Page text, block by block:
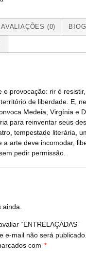
AVALIAÇÕES (0)
e provocação: rir é
de liberdade. E,
Medeia, Virgínia e
para reinventar seus
tempestade literária,
a arte deve incomodar,
pedir permissão.
ainda.
“ENTRELAÇADAS”
e-mail não será publicado.
com *